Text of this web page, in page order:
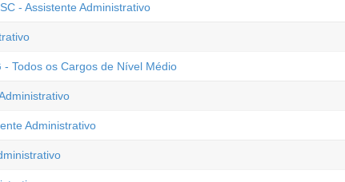
- Assistente Administrativo
Todos os Cargos de Nível Médio
Administrativo